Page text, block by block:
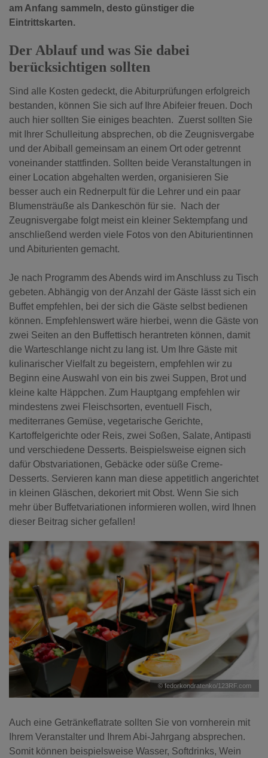
am Anfang sammeln, desto günstiger die
Eintrittskarten.
Der Ablauf und was Sie dabei
berücksichtigen sollten
Sind alle Kosten gedeckt, die Abiturprüfungen erfolgreich
bestanden, können Sie sich auf Ihre Abifeier freuen. Doch
auch hier sollten Sie einiges beachten. Zuerst sollten Sie
mit Ihrer Schulleitung absprechen, ob die Zeugnisvergabe
und der Abiball gemeinsam an einem Ort oder getrennt
voneinander stattfinden. Sollten beide Veranstaltungen in
einer Location abgehalten werden, organisieren Sie
besser auch ein Rednerpult für die Lehrer und ein paar
Blumensträuße als Dankeschön für sie. Nach der
Zeugnisvergabe folgt meist ein kleiner Sektempfang und
anschließend werden viele Fotos von den Abiturientinnen
und Abiturienten gemacht.
Je nach Programm des Abends wird im Anschluss zu Tisch
gebeten. Abhängig von der Anzahl der Gäste lässt sich ein
Buffet empfehlen, bei der sich die Gäste selbst bedienen
können. Empfehlenswert wäre hierbei, wenn die Gäste von
zwei Seiten an den Buffettisch herantreten können, damit
die Warteschlange nicht zu lang ist. Um Ihre Gäste mit
kulinarischer Vielfalt zu begeistern, empfehlen wir zu
Beginn eine Auswahl von ein bis zwei Suppen, Brot und
kleine kalte Häppchen. Zum Hauptgang empfehlen wir
mindestens zwei Fleischsorten, eventuell Fisch,
mediterranes Gemüse, vegetarische Gerichte,
Kartoffelgerichte oder Reis, zwei Soßen, Salate, Antipasti
und verschiedene Desserts. Beispielsweise eignen sich
dafür Obstvariationen, Gebäcke oder süße Creme-
Desserts. Servieren kann man diese appetitlich angerichtet
in kleinen Gläschen, dekoriert mit Obst. Wenn Sie sich
mehr über Buffetvariationen informieren wollen, wird Ihnen
dieser Beitrag sicher gefallen!
© fedorkondratenko/123RF.com
Auch eine Getränkeflatrate sollten Sie von vornherein mit
Ihrem Veranstalter und Ihrem Abi-Jahrgang absprechen.
Somit können beispielsweise Wasser, Softdrinks, Wein